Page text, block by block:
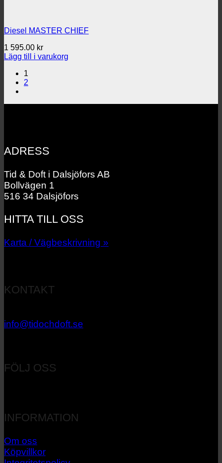
Diesel MASTER CHIEF
1 595.00 kr
Lägg till i varukorg
1
2
ADRESS
Tid & Doft i Dalsjöfors AB
Bollvägen 1
516 34 Dalsjöfors
HITTA TILL OSS
Karta / Vägbeskrivning »
KONTAKT
info@tidochdoft.se
FÖLJ OSS
INFORMATION
Om oss
Köpvillkor